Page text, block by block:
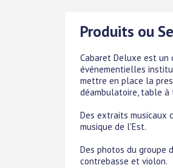
Produits ou
Cabaret Deluxe est un
événementielles
mettre en place la
déambulatoire, table à
Des extraits musicaux
musique de l'Est.
Des photos du groupe
contrebasse et violon.